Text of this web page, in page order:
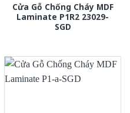
Cửa Gỗ Chống Cháy MDF
Laminate P1R2 23029-
SGD